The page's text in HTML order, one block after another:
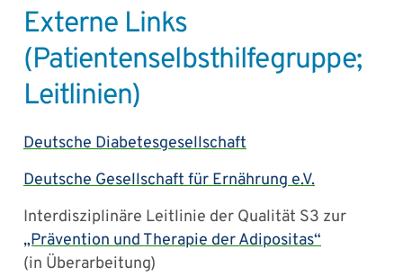
Externe Links
(Patientenselbsthilfegruppe;
Leitlinien)
Deutsche Diabetesgesellschaft
Deutsche Gesellschaft für Ernährung e.V.
Interdisziplinäre Leitlinie der Qualität S3 zur
„Prävention und Therapie der Adipositas“
(in Überarbeitung)